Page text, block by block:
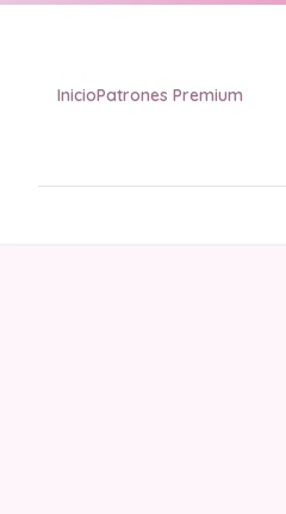
InicioPatrones Premium